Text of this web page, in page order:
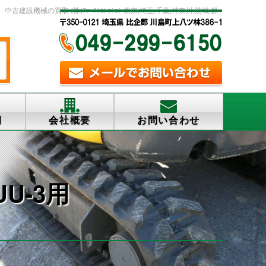
建設機械の買取 (株)ﾌｧｰｽﾄｾﾚｸｼｮﾝ 東京,埼玉,千葉,神奈川,茨城,群
会社概要 お問い合わせ
3用